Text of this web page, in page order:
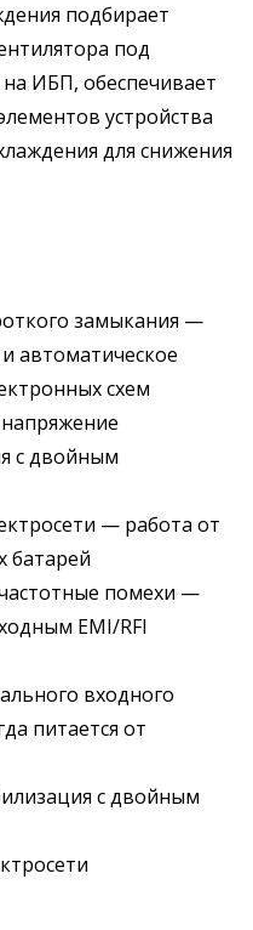
подбирает
под
ИБП, обеспечивает
устройства
для снижения
замыкания —
автоматическое
схем
с двойным
— работа от
батарей
помехи —
EMI/RFI
входного
питается от
с двойным